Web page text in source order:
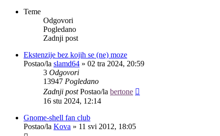
Teme
Odgovori
Pogledano
Zadnji post
Ekstenzije bez kojih se (ne) moze
Postao/la slamd64 » 02 tra 2024, 20:59
3 Odgovori
13947 Pogledano
Zadnji postPostao/la bertone
16 stu 2024, 12:14
Gnome-shell fan club
Postao/la Kova » 11 svi 2012, 18:05